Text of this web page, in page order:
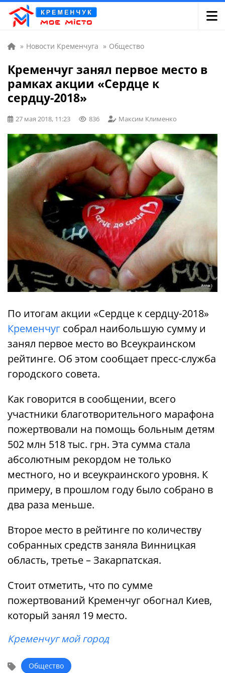
» Новости Кременчуга » Общество
Кременчуг занял первое место в
рамках акции «Сердце к
сердцу-2018»
27 мая 2018, 11:23 836 Максим Клименко
По итогам акции «Сердце к сердцу-2018»
Кременчуг собрал наибольшую сумму и
занял первое место во Всеукраинском
рейтинге. Об этом сообщает пресс-служба
городского совета.
Как говорится в сообщении, всего
участники благотворительного марафона
пожертвовали на помощь больным детям
502 млн 518 тыс. грн. Эта сумма стала
абсолютным рекордом не только
местного, но и всеукраинского уровня. К
примеру, в прошлом году было собрано в
два раза меньше.
Второе место в рейтинге по количеству
собранных средств заняла Винницкая
область, третье – Закарпатская.
Стоит отметить, что по сумме
пожертвований Кременчуг обогнал Киев,
который занял 19 место.
Кременчуг мой город
Общество